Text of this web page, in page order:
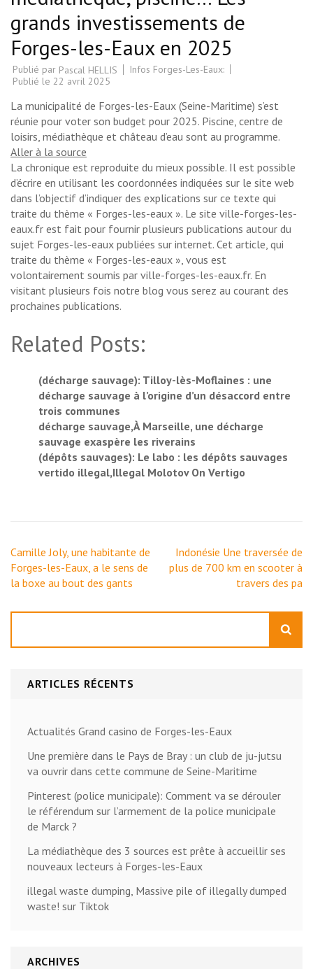
grands investissements de
Forges-les-Eaux en 2025
Publié par Pascal HELLIS
Infos Forges-Les-Eaux:
Publié le 22 avril 2025
La municipalité de Forges-les-Eaux (Seine-Maritime) s’est
réunie pour voter son budget pour 2025. Piscine, centre de
loisirs, médiathèque et château d’eau sont au programme.
Aller à la source
La chronique est reproduite du mieux possible. Il est possible
d’écrire en utilisant les coordonnées indiquées sur le site web
dans l’objectif d’indiquer des explications sur ce texte qui
traite du thème « Forges-les-eaux ». Le site ville-forges-les-
eaux.fr est fait pour fournir plusieurs publications autour du
sujet Forges-les-eaux publiées sur internet. Cet article, qui
traite du thème « Forges-les-eaux », vous est
volontairement soumis par ville-forges-les-eaux.fr. En
visitant plusieurs fois notre blog vous serez au courant des
prochaines publications.
Related Posts:
(décharge sauvage): Tilloy-lès-Moflaines : une
décharge sauvage à l’origine d’un désaccord entre
trois communes
décharge sauvage,À Marseille, une décharge
sauvage exaspère les riverains
(dépôts sauvages): Le labo : les dépôts sauvages
vertido illegal,Illegal Molotov On Vertigo
Navigation
de
l’article
Camille Joly, une habitante de
Forges-les-Eaux, a le sens de
la boxe au bout des gants
Indonésie Une traversée de
plus de 700 km en scooter à
travers des pa
ARTICLES RÉCENTS
Actualités Grand casino de Forges-les-Eaux
Une première dans le Pays de Bray : un club de ju-jutsu
va ouvrir dans cette commune de Seine-Maritime
Pinterest (police municipale): Comment va se dérouler
le référendum sur l’armement de la police municipale
de Marck ?
La médiathèque des 3 sources est prête à accueillir ses
nouveaux lecteurs à Forges-les-Eaux
illegal waste dumping, Massive pile of illegally dumped
waste! sur Tiktok
ARCHIVES